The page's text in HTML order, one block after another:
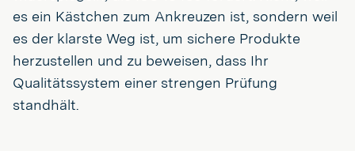
es ein Kästchen zum Ankreuzen ist, sondern weil
es der klarste Weg ist, um sichere Produkte
herzustellen und zu beweisen, dass Ihr
Qualitätssystem einer strengen Prüfung
standhält.